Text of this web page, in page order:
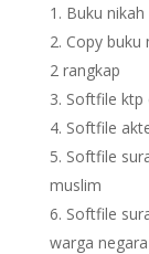
Buku
Copy buku
2 rangkap
Softfile ktp
Softfile
Softfile
muslim
Softfile
warga